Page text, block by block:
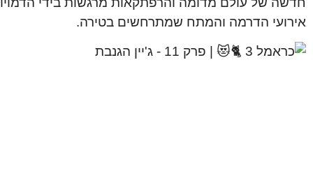
אירועי הדרמה והמתח שמתרחשים בטירה.